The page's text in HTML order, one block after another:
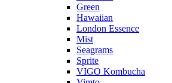
Green
Hawaiian
London Essence
Mist
Seagrams
Sprite
VIGO Kombucha